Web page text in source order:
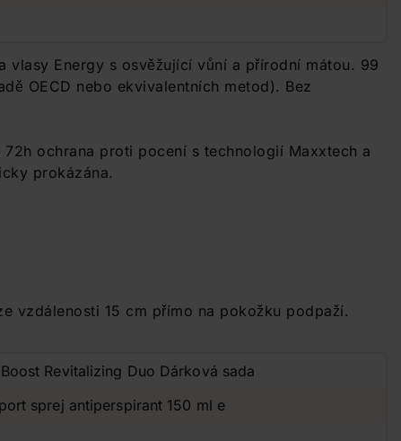
vlasy Energy s osvěžující vůní a přírodní mátou. 99
OECD nebo ekvivalentních metod). Bez
ochrana proti pocení s technologií Maxxtech a
prokázána.
vzdálenosti 15 cm přímo na pokožku podpaží.
Revitalizing Duo Dárková sada
sprej antiperspirant 150 ml e